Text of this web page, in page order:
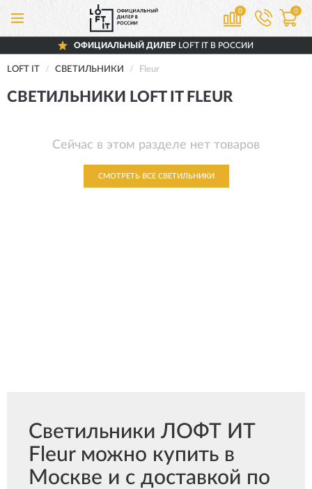
0 0
ОФИЦИАЛЬНЫЙ ДИЛЕРLOFT IT В РОССИИ
LOFT IT СВЕТИЛЬНИКИ Fleur
СВЕТИЛЬНИКИ LOFT IT FLEUR
Сейчас в этом разделе нет товаров
СМОТРЕТЬ ВСЕ СВЕТИЛЬНИКИ
Светильники ЛОФТ ИТ
Fleur можно купить в
Москве и с доставкой по